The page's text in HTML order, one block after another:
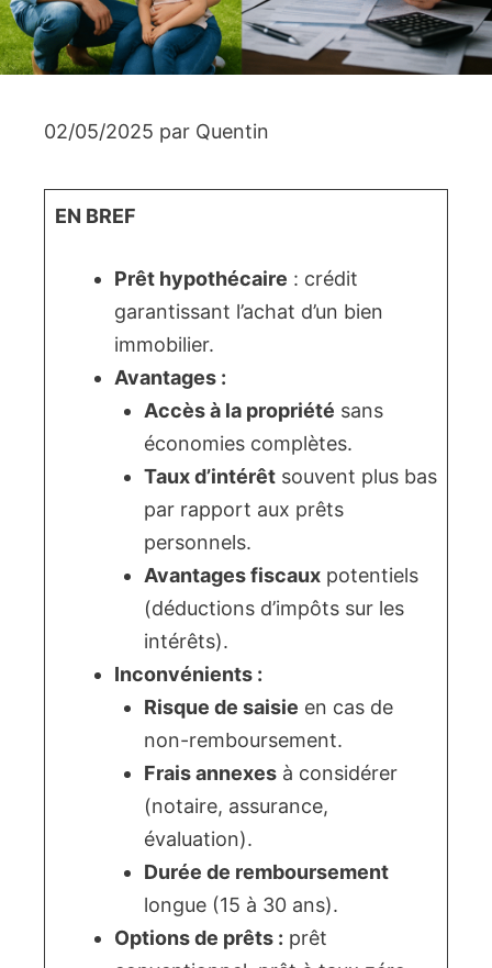
02/05/2025 par Quentin
EN BREF
Prêt hypothécaire : crédit
garantissant l’achat d’un bien
immobilier.
Avantages :
Accès à la propriété sans
économies complètes.
Taux d’intérêt souvent plus bas
par rapport aux prêts
personnels.
Avantages fiscaux potentiels
(déductions d’impôts sur les
intérêts).
Inconvénients :
Risque de saisie en cas de
non-remboursement.
Frais annexes à considérer
(notaire, assurance,
évaluation).
Durée de remboursement
longue (15 à 30 ans).
Options de prêts : prêt